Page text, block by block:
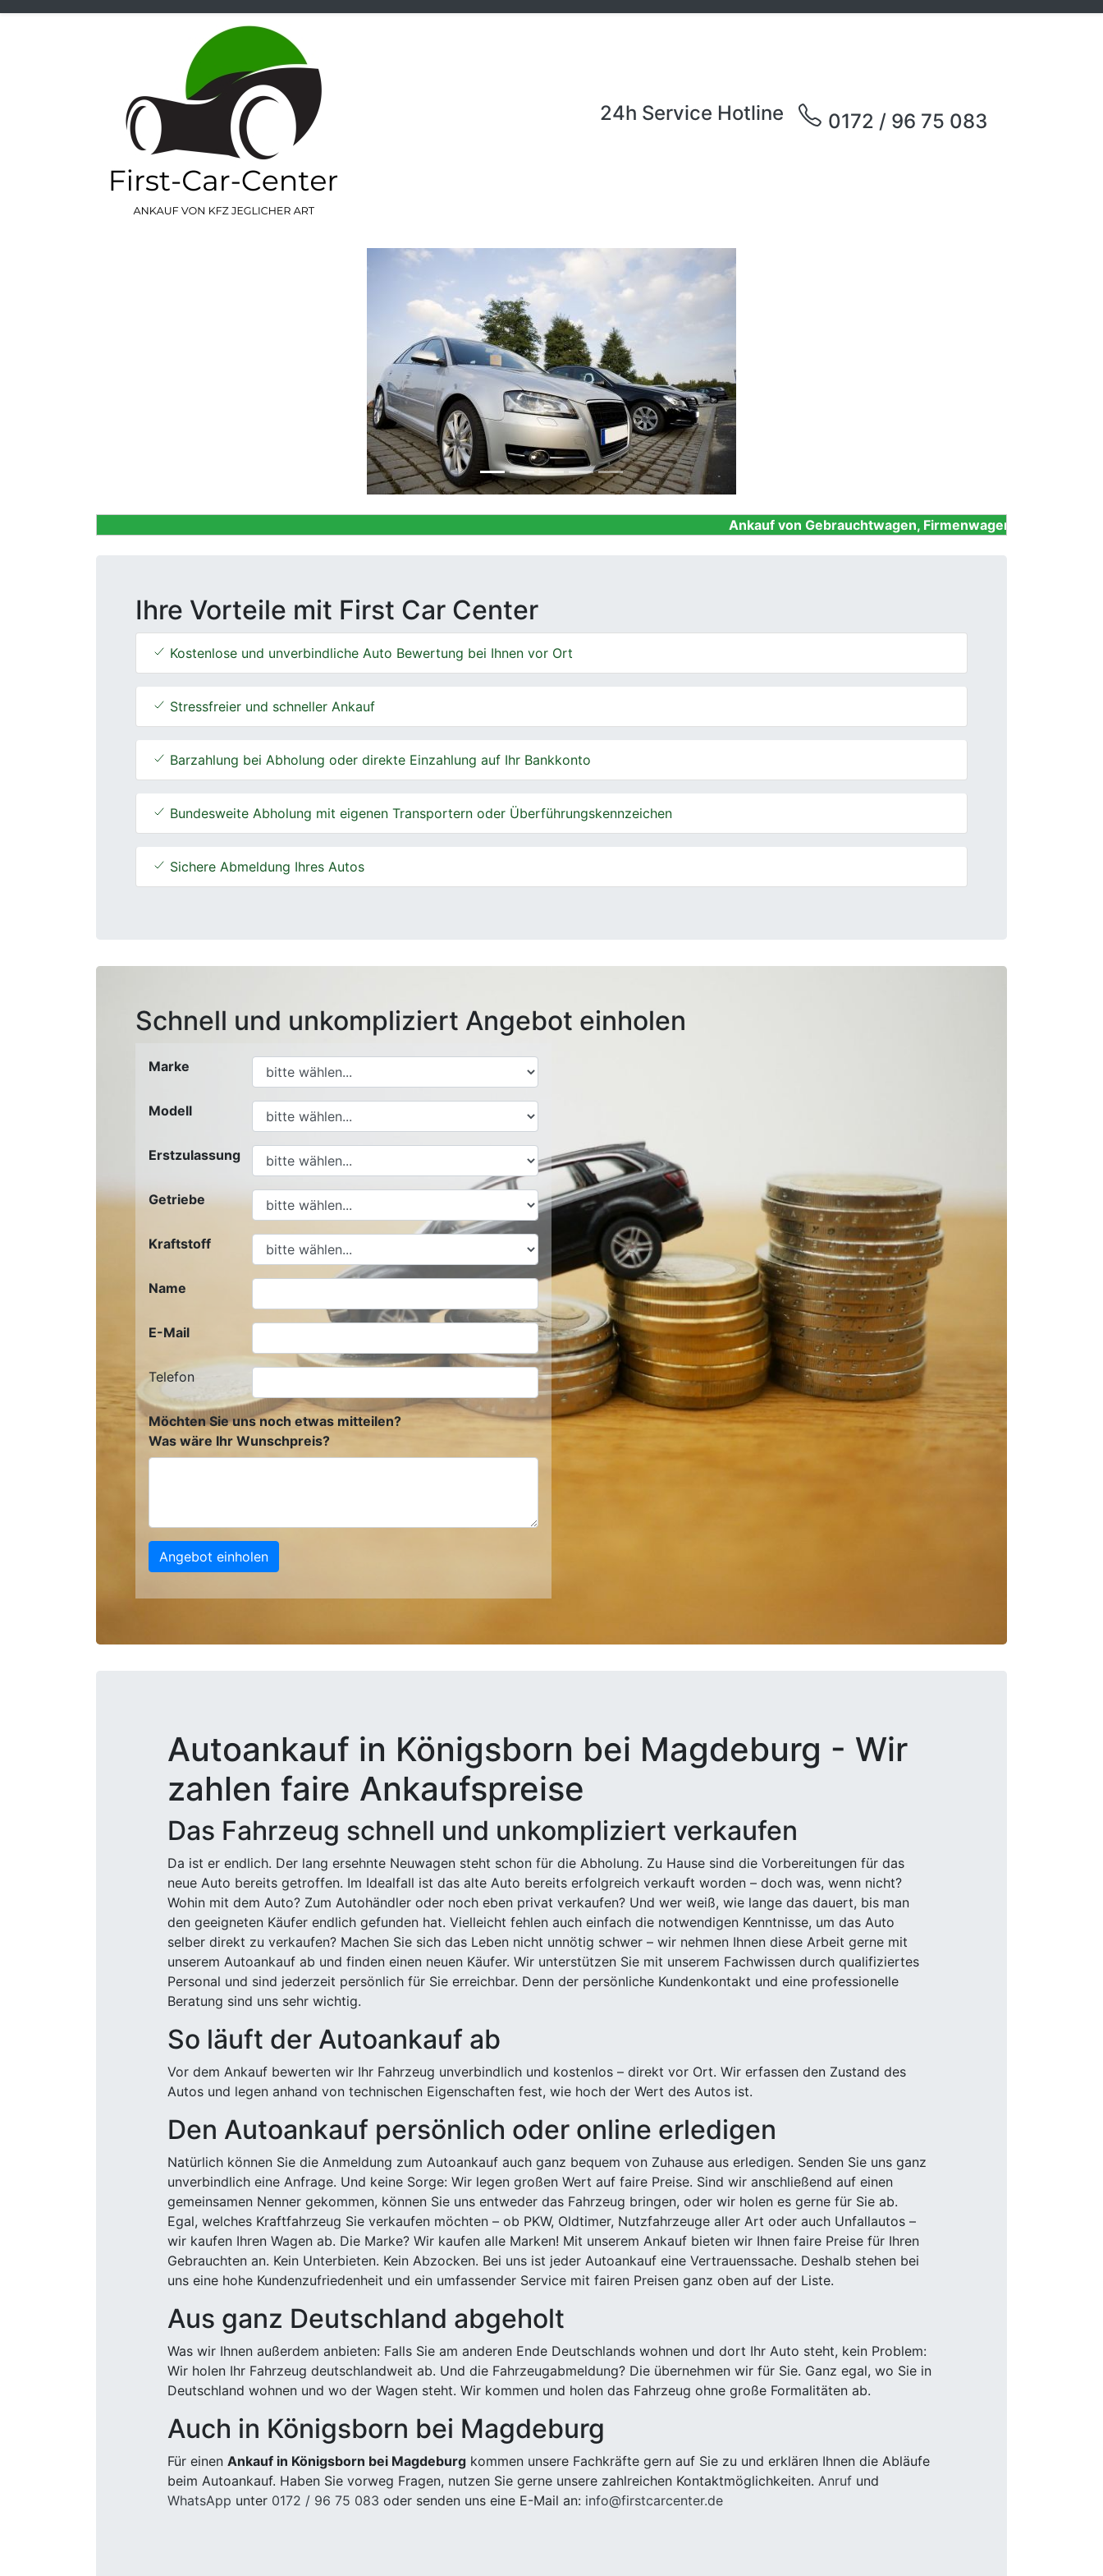
24h Service Hotline 0172 / 96 75 083
Ankauf von Gebrauchtwagen, Firmenwagen, Unfallwagen,
Ihre Vorteile mit First Car Center
Kostenlose und unverbindliche Auto Bewertung bei Ihnen vor Ort
Stressfreier und schneller Ankauf
Barzahlung bei Abholung oder direkte Einzahlung auf Ihr Bankkonto
Bundesweite Abholung mit eigenen Transportern oder Überführungskennzeichen
Sichere Abmeldung Ihres Autos
Schnell und unkompliziert Angebot einholen
Marke
Modell
Erstzulassung
Getriebe
Kraftstoff
Name
E-Mail
Telefon
Möchten Sie uns noch etwas mitteilen?
Was wäre Ihr Wunschpreis?
Angebot einholen
Autoankauf in Königsborn bei Magdeburg - Wir
zahlen faire Ankaufspreise
Das Fahrzeug schnell und unkompliziert verkaufen
Da ist er endlich. Der lang ersehnte Neuwagen steht schon für die Abholung. Zu Hause sind die Vorbereitungen für das
neue Auto bereits getroffen. Im Idealfall ist das alte Auto bereits erfolgreich verkauft worden – doch was, wenn nicht?
Wohin mit dem Auto? Zum Autohändler oder noch eben privat verkaufen? Und wer weiß, wie lange das dauert, bis man
den geeigneten Käufer endlich gefunden hat. Vielleicht fehlen auch einfach die notwendigen Kenntnisse, um das Auto
selber direkt zu verkaufen? Machen Sie sich das Leben nicht unnötig schwer – wir nehmen Ihnen diese Arbeit gerne mit
unserem Autoankauf ab und finden einen neuen Käufer. Wir unterstützen Sie mit unserem Fachwissen durch qualifiziertes
Personal und sind jederzeit persönlich für Sie erreichbar. Denn der persönliche Kundenkontakt und eine professionelle
Beratung sind uns sehr wichtig.
So läuft der Autoankauf ab
Vor dem Ankauf bewerten wir Ihr Fahrzeug unverbindlich und kostenlos – direkt vor Ort. Wir erfassen den Zustand des
Autos und legen anhand von technischen Eigenschaften fest, wie hoch der Wert des Autos ist.
Den Autoankauf persönlich oder online erledigen
Natürlich können Sie die Anmeldung zum Autoankauf auch ganz bequem von Zuhause aus erledigen. Senden Sie uns ganz
unverbindlich eine Anfrage. Und keine Sorge: Wir legen großen Wert auf faire Preise. Sind wir anschließend auf einen
gemeinsamen Nenner gekommen, können Sie uns entweder das Fahrzeug bringen, oder wir holen es gerne für Sie ab.
Egal, welches Kraftfahrzeug Sie verkaufen möchten – ob PKW, Oldtimer, Nutzfahrzeuge aller Art oder auch Unfallautos –
wir kaufen Ihren Wagen ab. Die Marke? Wir kaufen alle Marken! Mit unserem Ankauf bieten wir Ihnen faire Preise für Ihren
Gebrauchten an. Kein Unterbieten. Kein Abzocken. Bei uns ist jeder Autoankauf eine Vertrauenssache. Deshalb stehen bei
uns eine hohe Kundenzufriedenheit und ein umfassender Service mit fairen Preisen ganz oben auf der Liste.
Aus ganz Deutschland abgeholt
Was wir Ihnen außerdem anbieten: Falls Sie am anderen Ende Deutschlands wohnen und dort Ihr Auto steht, kein Problem:
Wir holen Ihr Fahrzeug deutschlandweit ab. Und die Fahrzeugabmeldung? Die übernehmen wir für Sie. Ganz egal, wo Sie in
Deutschland wohnen und wo der Wagen steht. Wir kommen und holen das Fahrzeug ohne große Formalitäten ab.
Auch in Königsborn bei Magdeburg
Für einen Ankauf in Königsborn bei Magdeburg kommen unsere Fachkräfte gern auf Sie zu und erklären Ihnen die Abläufe
beim Autoankauf. Haben Sie vorweg Fragen, nutzen Sie gerne unsere zahlreichen Kontaktmöglichkeiten. Anruf und
WhatsApp unter 0172 / 96 75 083 oder senden uns eine E-Mail an: info@firstcarcenter.de